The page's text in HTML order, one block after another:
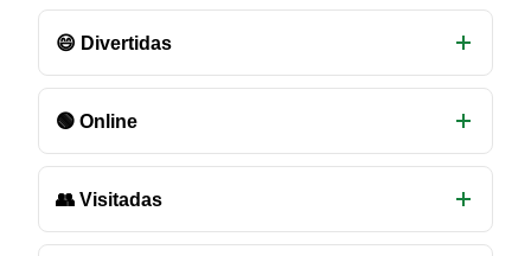
😄 Divertidas
🟢 Online
👥 Visitadas